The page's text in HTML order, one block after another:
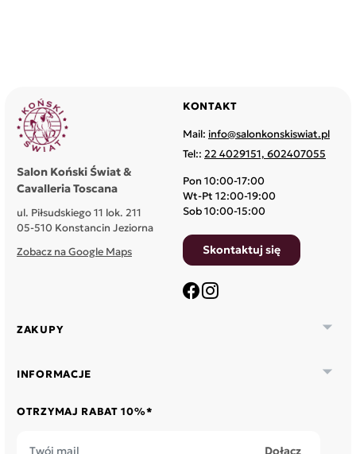
Salon Koński Świat &
Cavalleria Toscana
ul. Piłsudskiego 11 lok. 211
05-510 Konstancin Jeziorna
Zobacz na Google Maps
ZAKUPY 
INFORMACJE 
OTRZYMAJ RABAT 10%*
KONTAKT
Mail: info@salonkonskiswiat.pl
Tel:: 22 4029151, 602407055
Pon 10:00-17:00
Wt-Pt 12:00-19:00
Sob 10:00-15:00
Skontaktuj się